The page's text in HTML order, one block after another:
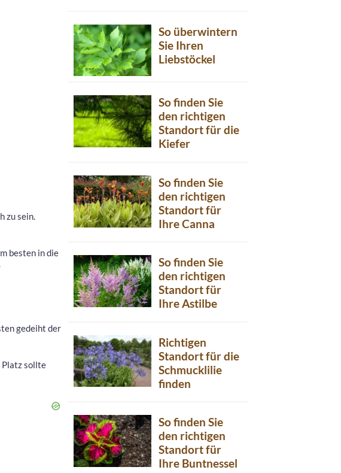
zu sein.
besten in die
gedeiht der
Platz sollte
So überwintern
Sie Ihren
Liebstöckel
So finden Sie
den richtigen
Standort für die
Kiefer
So finden Sie
den richtigen
Standort für
Ihre Canna
So finden Sie
den richtigen
Standort für
Ihre Astilbe
Richtigen
Standort für die
Schmucklilie
finden
So finden Sie
den richtigen
Standort für
Ihre Buntnessel